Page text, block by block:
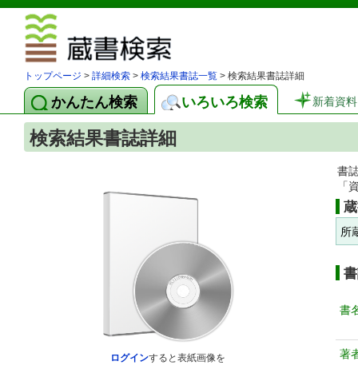
トップページ > 詳細検索 > 検索結果書誌一覧 > 検索結果書誌詳細
かんたん検索 いろいろ検索 新着資料
検索結果書誌詳細
ログインすると表紙画像を
書
「
所
書
著